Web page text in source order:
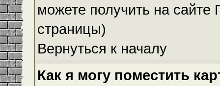
можете получить на сайте
страницы)
Вернуться к началу
Как я могу поместить